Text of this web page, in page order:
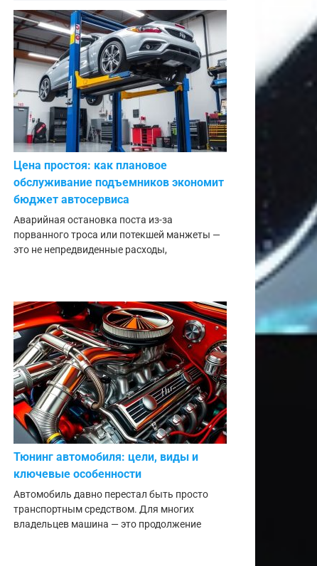
Цена простоя: как плановое
обслуживание подъемников экономит
бюджет автосервиса
Аварийная остановка поста из-за
порванного троса или потекшей манжеты —
это не непредвиденные расходы,
Тюнинг автомобиля: цели, виды и
ключевые особенности
Автомобиль давно перестал быть просто
транспортным средством. Для многих
владельцев машина — это продолжение